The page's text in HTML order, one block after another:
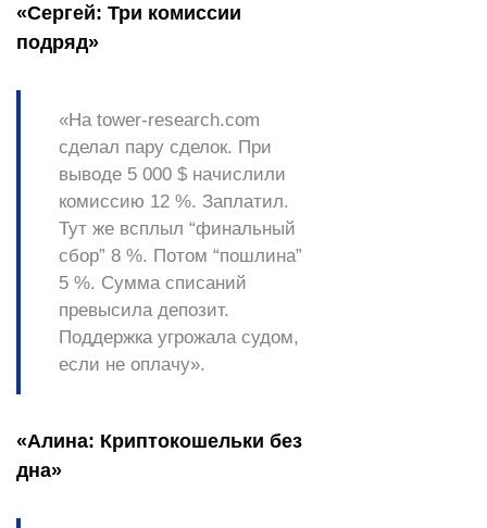
«Сергей: Три комиссии
подряд»
«На tower-research.com
сделал пару сделок. При
выводе 5 000 $ начислили
комиссию 12 %. Заплатил.
Тут же всплыл “финальный
сбор” 8 %. Потом “пошлина”
5 %. Сумма списаний
превысила депозит.
Поддержка угрожала судом,
если не оплачу».
«Алина: Криптокошельки без
дна»